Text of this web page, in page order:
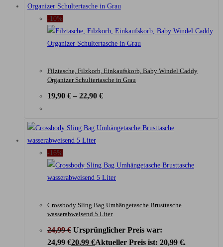
-10%
Filztasche, Filzkorb, Einkaufskorb, Baby Windel Caddy
Organizer Schultertasche in Grau
19,90 € – 22,90 €
-16%
Crossbody Sling Bag Umhängetasche Brusttasche
wasserabweisend 5 Liter
24,99€ Ursprünglicher Preis war:
24,99 €20,99 €Aktueller Preis ist: 20,99 €.